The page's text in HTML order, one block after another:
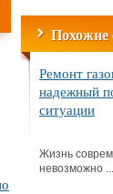
Похожие
Ремонт
надежный
ситуации
Жизнь
невозможно ...